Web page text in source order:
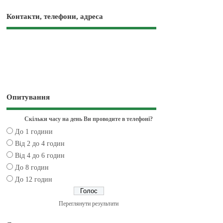
Контакти, телефони, адреса
Опитування
Скільки часу на день Ви проводите в телефоні?
До 1 години
Від 2 до 4 годин
Від 4 до 6 годин
До 8 годин
До 12 годин
Переглянути результати